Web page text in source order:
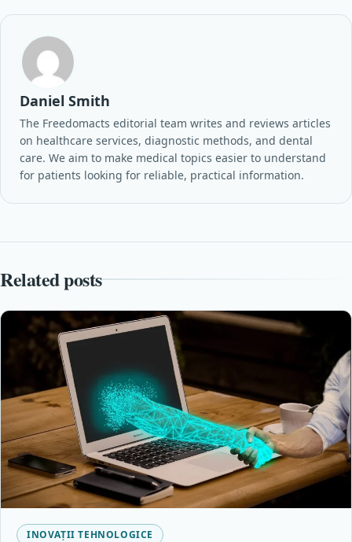
Daniel Smith
The Freedomacts editorial team writes and reviews articles
on healthcare services, diagnostic methods, and dental
care. We aim to make medical topics easier to understand
for patients looking for reliable, practical information.
Related posts
INOVAȚII TEHNOLOGICE